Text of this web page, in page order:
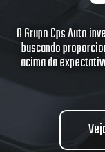
O Grupo Cps Auto
buscando
acima da